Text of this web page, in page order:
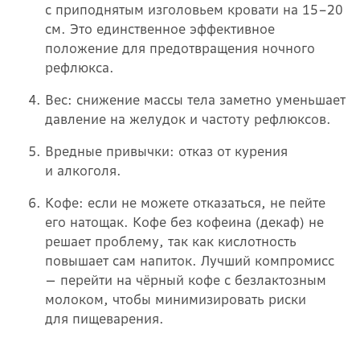
с приподнятым изголовьем кровати на 15–20
см. Это единственное эффективное
положение для предотвращения ночного
рефлюкса.
Вес: снижение массы тела заметно уменьшает
давление на желудок и частоту рефлюксов.
Вредные привычки: отказ от курения
и алкоголя.
Кофе: если не можете отказаться, не пейте
его натощак. Кофе без кофеина (декаф) не
решает проблему, так как кислотность
повышает сам напиток. Лучший компромисс
— перейти на чёрный кофе с безлактозным
молоком, чтобы минимизировать риски
для пищеварения.